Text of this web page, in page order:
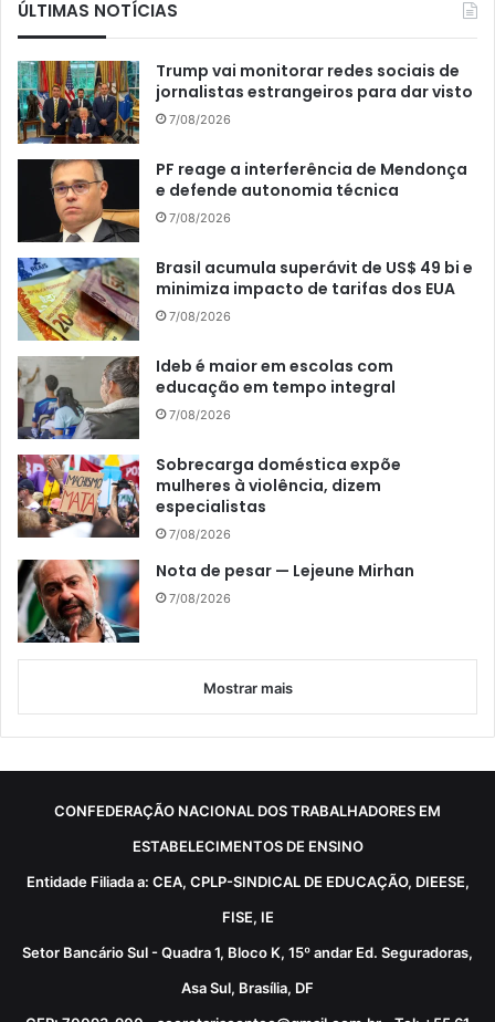
ÚLTIMAS NOTÍCIAS
Trump vai monitorar redes sociais de
jornalistas estrangeiros para dar visto
7/08/2026
PF reage a interferência de Mendonça
e defende autonomia técnica
7/08/2026
Brasil acumula superávit de US$ 49 bi e
minimiza impacto de tarifas dos EUA
7/08/2026
Ideb é maior em escolas com
educação em tempo integral
7/08/2026
Sobrecarga doméstica expõe
mulheres à violência, dizem
especialistas
7/08/2026
Nota de pesar — Lejeune Mirhan
7/08/2026
Mostrar mais
CONFEDERAÇÃO NACIONAL DOS TRABALHADORES EM
ESTABELECIMENTOS DE ENSINO
Entidade Filiada a: CEA, CPLP-SINDICAL DE EDUCAÇÃO, DIEESE,
FISE, IE
Setor Bancário Sul - Quadra 1, Bloco K, 15º andar Ed. Seguradoras,
Asa Sul, Brasília, DF